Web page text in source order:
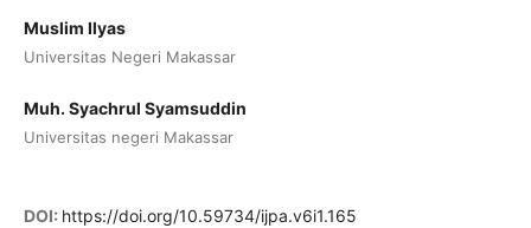
Muslim Ilyas
Universitas Negeri Makassar
Muh. Syachrul Syamsuddin
Universitas negeri Makassar
DOI: https://doi.org/10.59734/ijpa.v6i1.165